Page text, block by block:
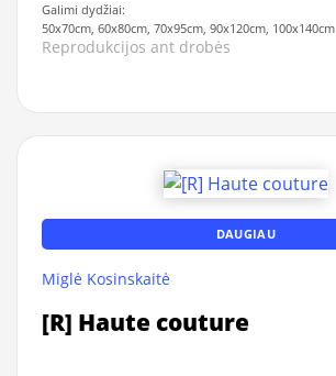
Galimi dydžiai:
50x70cm, 60x80cm, 70x95cm, 90x120cm, 100x140cm
Reprodukcijos ant drobės
DAUGIAU
Miglė Kosinskaitė
[R] Haute couture